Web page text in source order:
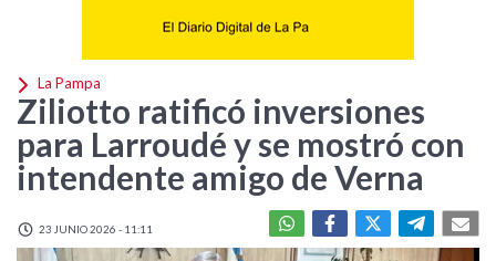
La Pampa
Ziliotto ratificó inversiones
para Larroudé y se mostró con
intendente amigo de Verna
23 JUNIO 2026 - 11:11